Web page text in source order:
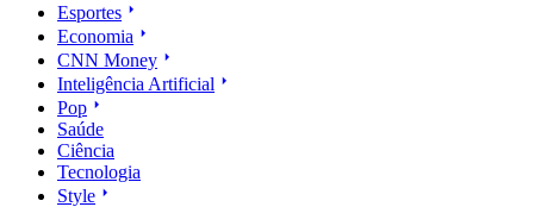
Esportes
Economia
CNN Money
Inteligência Artificial
Pop
Saúde
Ciência
Tecnologia
Style